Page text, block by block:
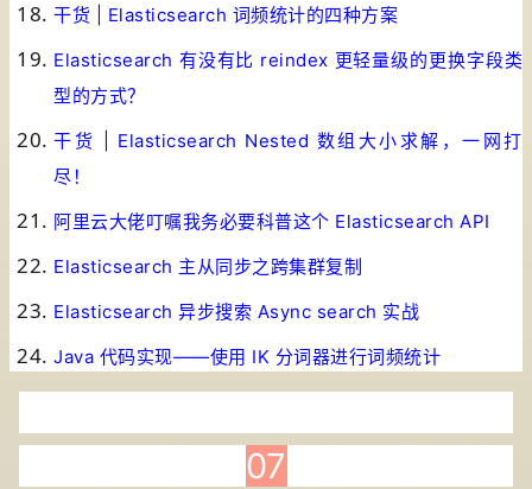
干货 | Elasticsearch 词频统计的四种方案
Elasticsearch 有没有比 reindex 更轻量级的更换字段类
型的方式？
干货 | Elasticsearch Nested 数组大小求解，一网打
尽！
阿里云大佬叮嘱我务必要科普这个 Elasticsearch API
Elasticsearch 主从同步之跨集群复制
Elasticsearch 异步搜索 Async search 实战
Java 代码实现——使用 IK 分词器进行词频统计
07